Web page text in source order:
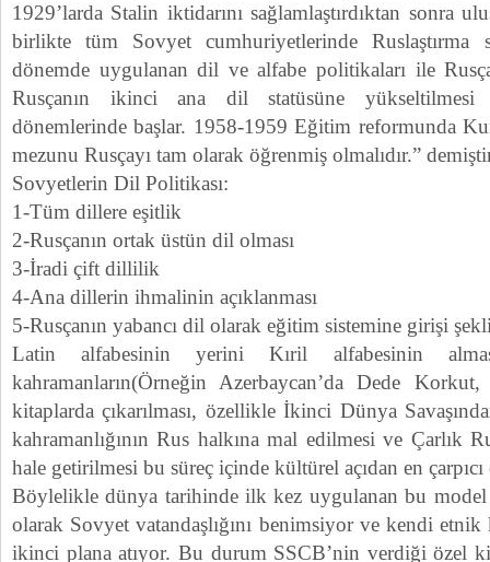
1929’larda Stalin iktidarını sağlamlaştırdıktan sonra
birlikte tüm Sovyet cumhuriyetlerinde Ruslaştırma
dönemde uygulanan dil ve alfabe politikaları ile
Rusçanın ikinci ana dil statüsüne
dönemlerinde başlar. 1958-1959 Eğitim reformunda
mezunu Rusçayı tam olarak öğrenmiş olmalıdır.”
Sovyetlerin Dil Politikası:
1-Tüm dillere eşitlik
2-Rusçanın ortak üstün dil olması
3-İradi çift dillilik
4-Ana dillerin ihmalinin açıklanması
5-Rusçanın yabancı dil olarak eğitim sistemine girişi
Latin alfabesinin yerini Kıril alfabesinin
kahramanların(Örneğin Azerbaycan’da Dede Korkut,
kitaplarda çıkarılması, özellikle İkinci Dünya
kahramanlığının Rus halkına mal edilmesi ve Çarlık
hale getirilmesi bu süreç içinde kültürel açıdan en
Böylelikle dünya tarihinde ilk kez uygulanan bu
olarak Sovyet vatandaşlığını benimsiyor ve kendi
ikinci plana atıyor. Bu durum SSCB’nin verdiği özel